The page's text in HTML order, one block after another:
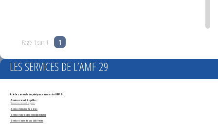
Page 1 sur 1 1
LES SERVICES DE L’AMF 29
Accédez en un clic aux principaux services de l'AMF 29 :
- Services marchés publics :
*Annonces de marchés publics
-Service formation des élus
- Service Orientation et documentation
- Services ouverts aux adhérents